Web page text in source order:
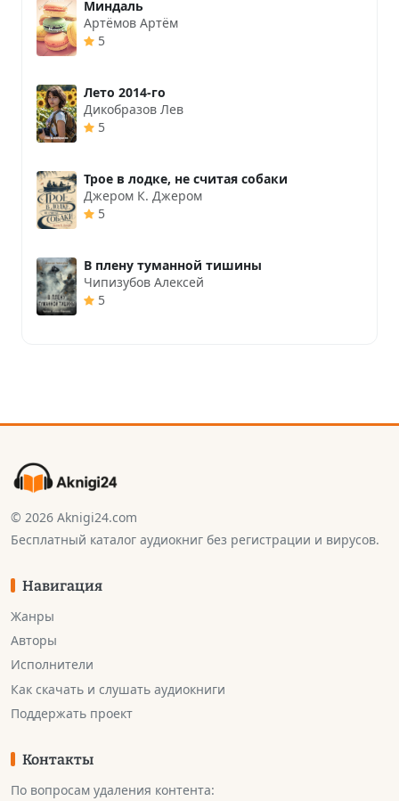
Миндаль
Артёмов Артём
5
Лето 2014-го
Дикобразов Лев
5
Трое в лодке, не считая собаки
Джером К. Джером
5
В плену туманной тишины
Чипизубов Алексей
5
© 2026 Aknigi24.com
Бесплатный каталог аудиокниг без регистрации и вирусов.
Навигация
Жанры
Авторы
Исполнители
Как скачать и слушать аудиокниги
Поддержать проект
Контакты
По вопросам удаления контента: